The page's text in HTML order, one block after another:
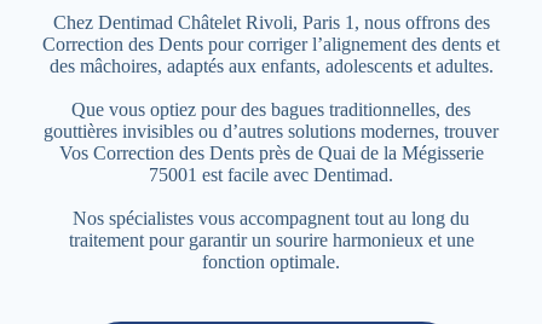
Chez Dentimad Châtelet Rivoli, Paris 1, nous offrons des
Correction des Dents pour corriger l’alignement des dents et
des mâchoires, adaptés aux enfants, adolescents et adultes.
Que vous optiez pour des bagues traditionnelles, des
gouttières invisibles ou d’autres solutions modernes, trouver
Vos Correction des Dents près de Quai de la Mégisserie
75001 est facile avec Dentimad.
Nos spécialistes vous accompagnent tout au long du
traitement pour garantir un sourire harmonieux et une
fonction optimale.